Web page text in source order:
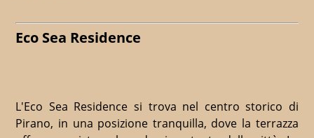
Eco Sea Residence
L'Eco Sea Residence si trova nel centro storico di
Pirano, in una posizione tranquilla, dove la terrazza